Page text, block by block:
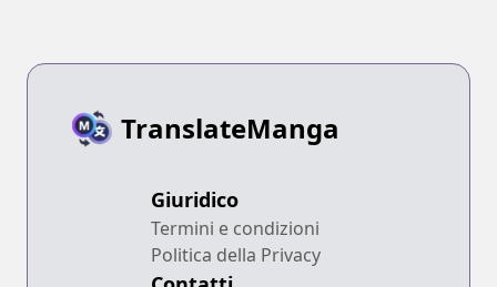
TranslateManga
Giuridico
Termini e condizioni
Politica della Privacy